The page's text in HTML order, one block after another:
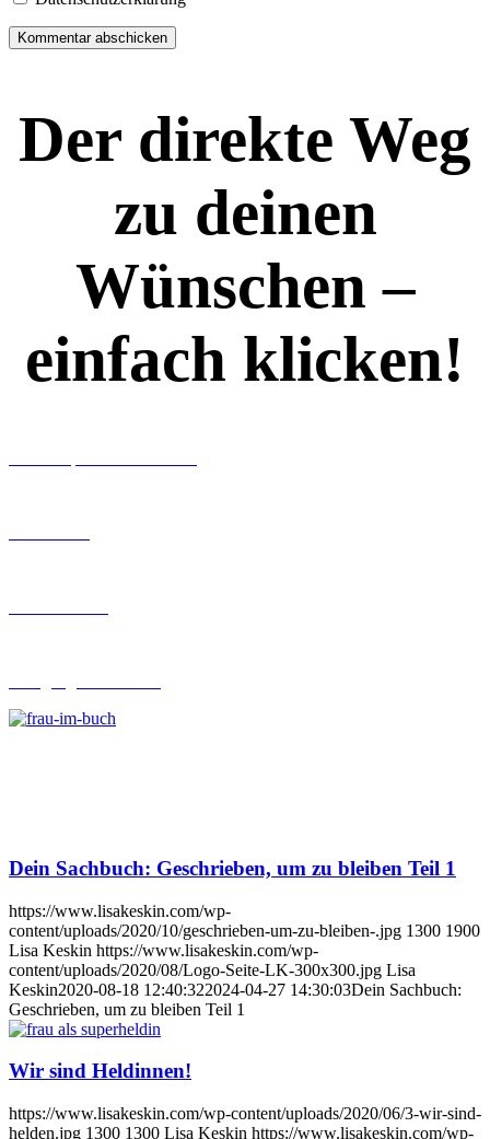
Der direkte Weg
zu deinen
Wünschen –
einfach klicken!
Dein Sachbuch: Geschrieben, um zu bleiben Teil 1
https://www.lisakeskin.com/wp-
content/uploads/2020/10/geschrieben-um-zu-bleiben-.jpg 1300 1900
Lisa Keskin https://www.lisakeskin.com/wp-
content/uploads/2020/08/Logo-Seite-LK-300x300.jpg Lisa
Keskin2020-08-18 12:40:322024-04-27 14:30:03Dein Sachbuch:
Geschrieben, um zu bleiben Teil 1
Wir sind Heldinnen!
https://www.lisakeskin.com/wp-content/uploads/2020/06/3-wir-sind-
helden.jpg 1300 1300 Lisa Keskin https://www.lisakeskin.com/wp-